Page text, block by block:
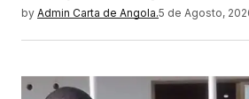
by Admin Carta de Angola.5 de Agosto,